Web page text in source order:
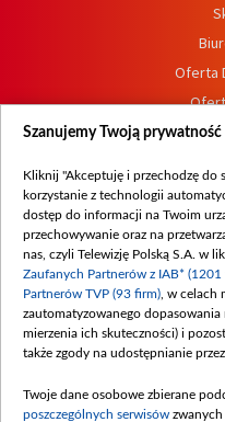
Oferta
Procedura
Szanujemy Twoją prywatność
Kliknij "Akceptuję i przechodzę do
korzystanie z technologii
dostęp do informacji na Twoim
przechowywanie oraz na
nas, czyli Telewizję Polską S.A. w
Zaufanych Partnerów z IAB* (1201
Partnerów TVP (93 firm) , w
zautomatyzowanego
mierzenia ich skuteczności) i
także zgody na udostępnianie
Twoje dane osobowe zbierane
poszczególnych serwisów zwanych